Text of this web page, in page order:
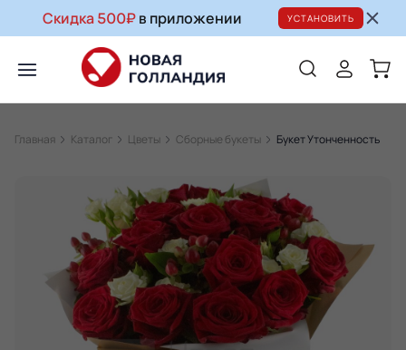
Скидка 500₽в приложении УСТАНОВИТЬ
Главная Каталог Цветы Сборные букеты Букет Утонченность